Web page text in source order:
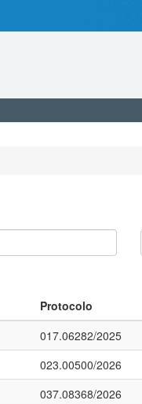
Protocolo
017.06282/2025
023.00500/2026
037.08368/2026